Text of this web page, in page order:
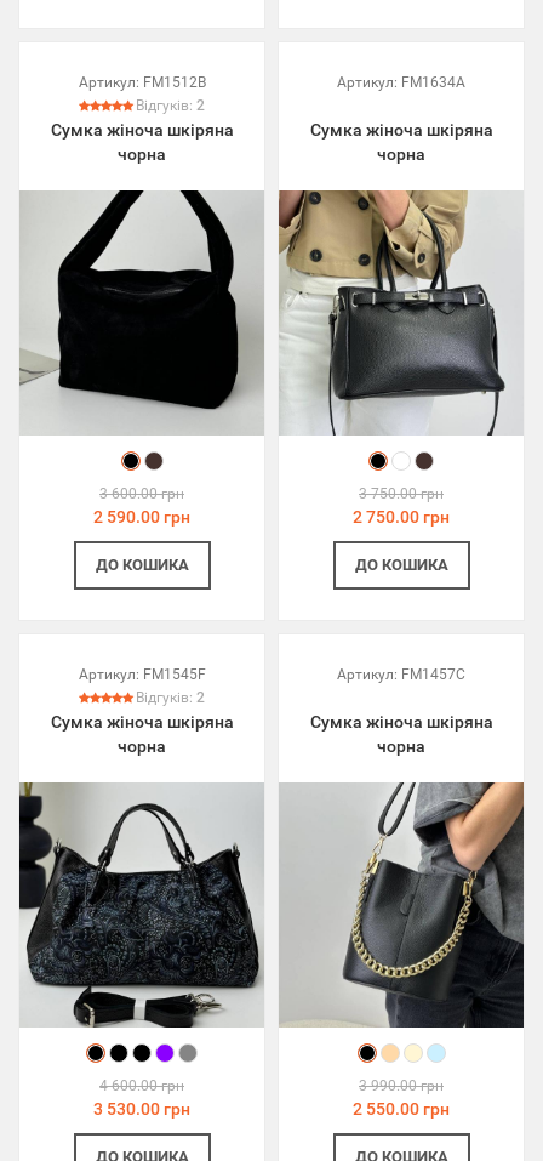
Артикул: FM1512B
Відгуків: 2
Сумка жіноча шкіряна
чорна
3 600.00 грн
2 590.00 грн
ДО КОШИКА
Артикул: FM1634A
Сумка жіноча шкіряна
чорна
3 750.00 грн
2 750.00 грн
ДО КОШИКА
Артикул: FM1545F
Відгуків: 2
Сумка жіноча шкіряна
чорна
4 600.00 грн
3 530.00 грн
ДО КОШИКА
Артикул: FM1457C
Сумка жіноча шкіряна
чорна
3 990.00 грн
2 550.00 грн
ДО КОШИКА